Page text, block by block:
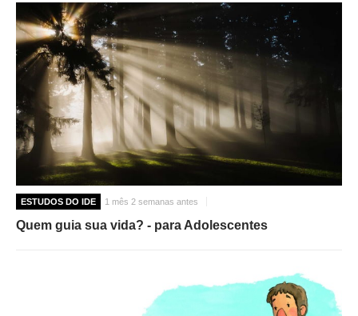
ESTUDOS DO IDE 1 mês 2 semanas antes
Quem guia sua vida? - para Adolescentes